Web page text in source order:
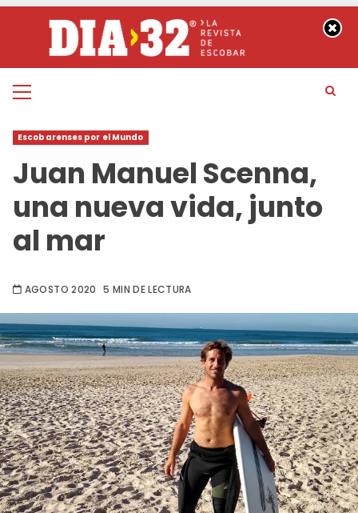
contenido
Menú
Escobarenses por el Mundo
Juan Manuel Scenna,
una nueva vida, junto
al mar
AGOSTO 2020 5 MIN DE LECTURA